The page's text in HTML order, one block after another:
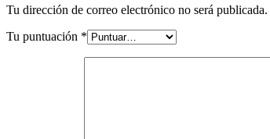
Tu dirección de correo electrónico no será publicada.
Tu puntuación *